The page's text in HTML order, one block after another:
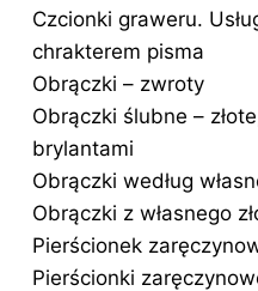
Czcionki graweru.
chrakterem pisma
Obrączki – zwroty
Obrączki ślubne –
brylantami
Obrączki według
Obrączki z własnego
Pierścionek
Pierścionki